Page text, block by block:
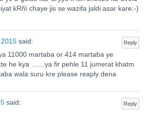
kRñï chaye jis se wazifa jaldi asar kare:-)
Reply
said:
11000 martaba or 414 martaba ye
he kya ……ya fir pehle 11 jumerat khatm
wala suru kre please reaply dena
Reply
said: